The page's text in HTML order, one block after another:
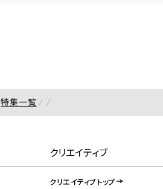
特集一覧
クリエイティブ
クリエイティブトップ